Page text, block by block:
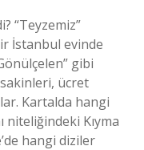
“Teyzemiz”
İstanbul evinde
gibi
sakinleri, ücret
Kartalda hangi
niteliğindeki Kıyma
hangi diziler